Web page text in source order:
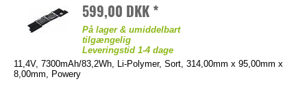
599,00 DKK *
På lager & umiddelbart
tilgængelig
Leveringstid 1-4 dage
11,4V, 7300mAh/83,2Wh, Li-Polymer, Sort, 314,00mm x 95,00mm x
8,00mm, Powery